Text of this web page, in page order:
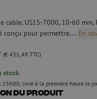
cable, US15-7000, 10-60
conçu pour permettre.... En
(€ 431,49 TTC)
stock
15h00, livré à la première heure le
du produit